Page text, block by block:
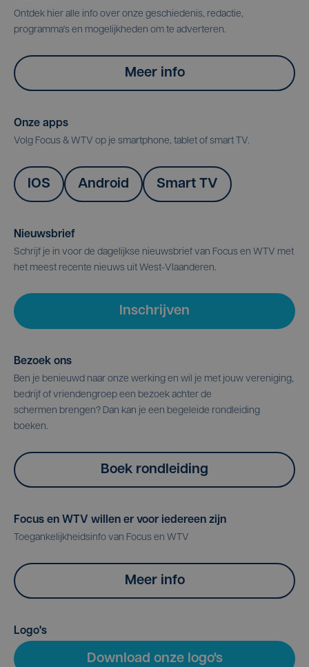
Ontdek hier alle info over onze geschiedenis, redactie,
programma's en mogelijkheden om te adverteren.
Meer info
Onze apps
Volg Focus & WTV op je smartphone, tablet of smart TV.
IOS Android Smart TV
Nieuwsbrief
Schrijf je in voor de dagelijkse nieuwsbrief van Focus en WTV met
het meest recente nieuws uit West-Vlaanderen.
Inschrijven
Bezoek ons
Ben je benieuwd naar onze werking en wil je met jouw vereniging,
bedrijf of vriendengroep een bezoek achter de
schermen brengen? Dan kan je een begeleide rondleiding
boeken.
Boek rondleiding
Focus en WTV willen er voor iedereen zijn
Toegankelijkheidsinfo van Focus en WTV
Meer info
Logo's
Download onze logo's